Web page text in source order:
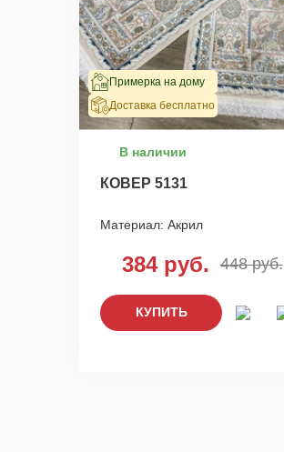
Примерка на дому
Доставка бесплатно
В наличии
КОВЕР 5131
Материал: Акрил
384 руб. 448 руб.
КУПИТЬ